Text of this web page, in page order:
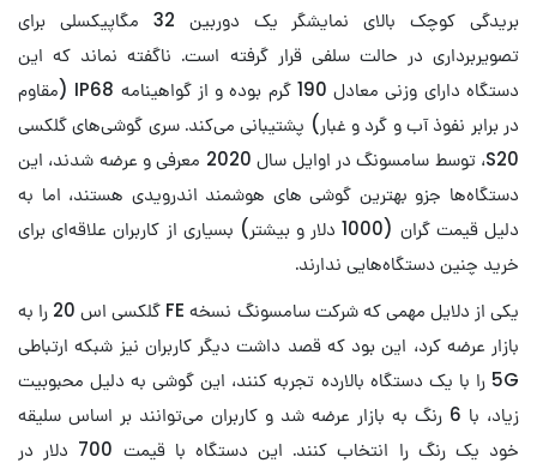
بریدگی کوچک بالای نمایشگر یک دوربین 32 مگاپیکسلی برای
تصویربرداری در حالت سلفی قرار گرفته است. ناگفته نماند که این
دستگاه دارای وزنی معادل 190 گرم بوده و از گواهینامه IP68 (مقاوم
در برابر نفوذ آب و گرد و غبار) پشتیبانی می‌کند. سری گوشی‌های گلکسی
S20، توسط سامسونگ در اوایل سال 2020 معرفی و عرضه شدند، این
دستگاه‌ها جزو بهترین گوشی های هوشمند اندرویدی هستند، اما به
دلیل قیمت گران (1000 دلار و بیشتر) بسیاری از کاربران علاقه‌ای برای
خرید چنین دستگاه‌هایی ندارند.
یکی از دلایل مهمی که شرکت سامسونگ نسخه FE گلکسی اس 20 را به
بازار عرضه کرد،‌ این بود که قصد داشت دیگر کاربران نیز شبکه ارتباطی
5G را با یک دستگاه بالارده تجربه کنند، این گوشی به دلیل محبوبیت
زیاد، با 6 رنگ به بازار عرضه شد و کاربران می‌توانند بر اساس سلیقه
خود یک رنگ را انتخاب کنند. این دستگاه با قیمت 700 دلار در